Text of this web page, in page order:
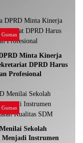
Gumas
Minta Kinerja
DPRD Harus
Profesional
Gumas
Sekolah
Menjadi Instrumen